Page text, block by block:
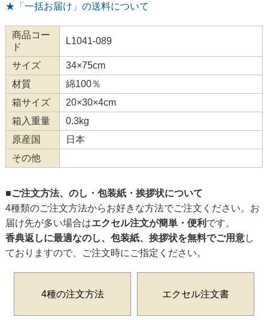
★「一括お届け」の送料について
商品コー
ド
L1041-089
サイズ
34×75cm
材質
綿100％
箱サイズ
20×30×4cm
箱入重量
0.3kg
原産国
日本
その他
■ご注文方法、のし・包装紙・挨拶状について
4種類のご注文方法からお好きな方法でご注文ください。お
届け先が多い場合はエクセル注文が簡単・便利 です。
香典返しに最適なのし、包装紙、挨拶状を無料でご用意し
ておりますので、ご注文時にご指定ください。
4種の注文方法 エクセル注文書